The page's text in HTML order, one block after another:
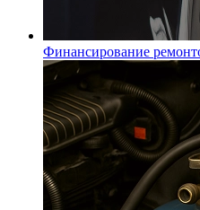
Финансирование